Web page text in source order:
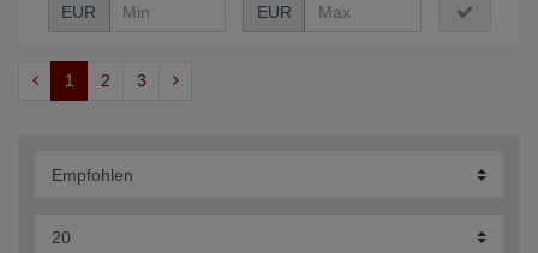
EUR EUR
1 2 3